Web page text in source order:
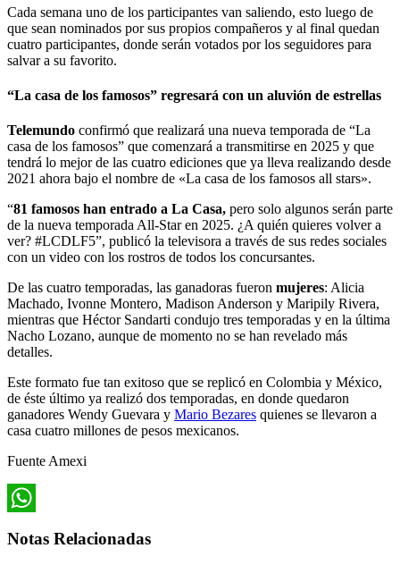
Cada semana uno de los participantes van saliendo, esto luego de
que sean nominados por sus propios compañeros y al final quedan
cuatro participantes, donde serán votados por los seguidores para
salvar a su favorito.
“La casa de los famosos” regresará con un aluvión de estrellas
Telemundo confirmó que realizará una nueva temporada de “La
casa de los famosos” que comenzará a transmitirse en 2025 y que
tendrá lo mejor de las cuatro ediciones que ya lleva realizando desde
2021 ahora bajo el nombre de «La casa de los famosos all stars».
“81 famosos han entrado a La Casa, pero solo algunos serán parte
de la nueva temporada All-Star en 2025. ¿A quién quieres volver a
ver? #LCDLF5”, publicó la televisora a través de sus redes sociales
con un video con los rostros de todos los concursantes.
De las cuatro temporadas, las ganadoras fueron mujeres: Alicia
Machado, Ivonne Montero, Madison Anderson y Maripily Rivera,
mientras que Héctor Sandarti condujo tres temporadas y en la última
Nacho Lozano, aunque de momento no se han revelado más
detalles.
Este formato fue tan exitoso que se replicó en Colombia y México,
de éste último ya realizó dos temporadas, en donde quedaron
ganadores Wendy Guevara y Mario Bezares quienes se llevaron a
casa cuatro millones de pesos mexicanos.
Fuente Amexi
Notas Relacionadas